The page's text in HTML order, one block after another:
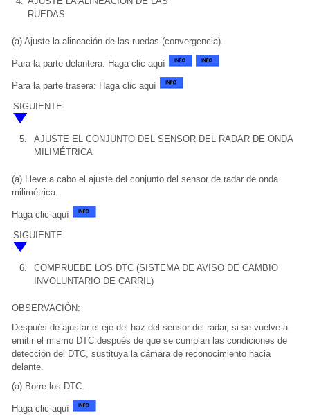
RUEDAS
(a) Ajuste la alineación de las ruedas (convergencia).
Para la parte delantera: Haga clic aquí
Para la parte trasera: Haga clic aquí
SIGUIENTE
5.
AJUSTE EL CONJUNTO DEL SENSOR DEL RADAR DE ONDA
MILIMÉTRICA
(a) Lleve a cabo el ajuste del conjunto del sensor de radar de onda
milimétrica.
Haga clic aquí
SIGUIENTE
6.
COMPRUEBE LOS DTC (SISTEMA DE AVISO DE CAMBIO
INVOLUNTARIO DE CARRIL)
OBSERVACIÓN:
Después de ajustar el eje del haz del sensor del radar, si se vuelve a
emitir el mismo DTC después de que se cumplan las condiciones de
detección del DTC, sustituya la cámara de reconocimiento hacia
delante.
(a) Borre los DTC.
Haga clic aquí